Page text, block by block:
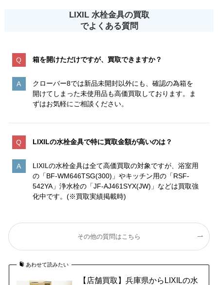
LIXIL 水栓金具の買取
でよくある質問
箱を開けただけですが、買取できますか？
クローバー8では新品未開封以外にも、確認の為箱を
開けてしまった未使用品も高価買取しております。ま
ずはお気軽にご相談ください。
LIXILの水栓金具で特に買取金額が高いのは？
LIXILの水栓金具は全て高価買取の対象ですが、浴室用
の「BF-WM646TSG(300)」やキッチン用の「RSF-
542YA」浄水栓の「JF-AJ461SYX(JW)」などは買取強
化中です。(※買取実績掲載時)
その他の質問はこちら
あわせて読みたい
【店舗買取】兵庫県からLIXILの水